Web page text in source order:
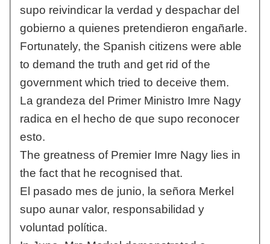
supo reivindicar la verdad y despachar del
gobierno a quienes pretendieron engañarle.
Fortunately, the Spanish citizens were able
to demand the truth and get rid of the
government which tried to deceive them.
La grandeza del Primer Ministro Imre Nagy
radica en el hecho de que supo reconocer
esto.
The greatness of Premier Imre Nagy lies in
the fact that he recognised that.
El pasado mes de junio, la señora Merkel
supo aunar valor, responsabilidad y
voluntad política.